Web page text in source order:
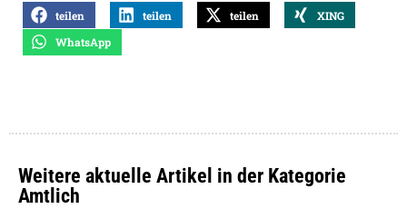
teilen teilen teilen
XING
WhatsApp
Weitere aktuelle Artikel in der Kategorie
Amtlich